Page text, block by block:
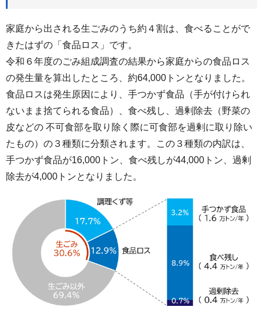
家庭から出される生ごみのうち約４割は、食べることがで
きたはずの「食品ロス」です。
令和６年度のごみ組成調査の結果から家庭からの食品ロス
の発生量を算出したところ、約64,000トンとなりました。
食品ロスは発生原因により、手つかず食品（手が付けられ
ないまま捨てられる食品）、食べ残し、過剰除去（野菜の
皮などの 不可食部を取り除く際に可食部を過剰に取り除い
たもの）の３種類に分類されます。この３種類の内訳は、
手つかず食品が16,000トン、食べ残しが44,000トン、過剰
除去が4,000トンとなりました。